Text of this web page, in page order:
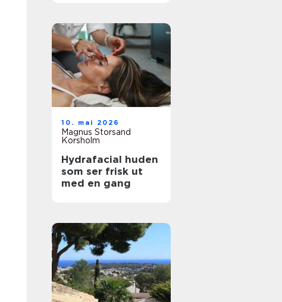
10. mai 2026
Magnus Storsand
Korsholm
Hydrafacial huden
som ser frisk ut
med en gang